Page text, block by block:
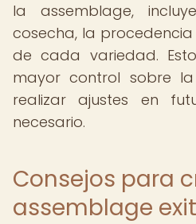
la assemblage,
cosecha, la
de cada variedad.
mayor control sobre
realizar ajustes en
necesario.
Consejos para
assemblage